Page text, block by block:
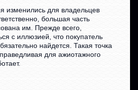
изменились для владельцев
большая часть
им. Прежде всего,
с иллюзией, что покупатель
найдется. Такая точка
для ажиотажного